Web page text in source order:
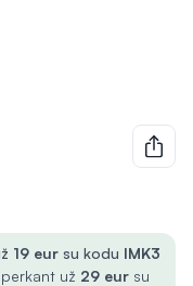
19 eur su kodu IMK3
už 29 eur su